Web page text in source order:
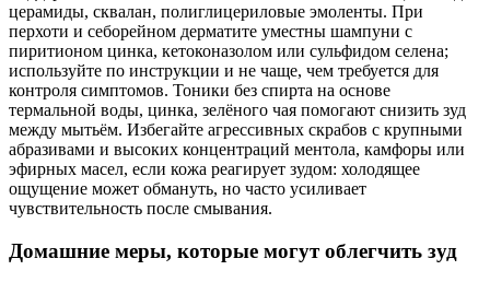
церамиды, сквалан, полиглицериловые эмоленты. При
перхоти и себорейном дерматите уместны шампуни с
пиритионом цинка, кетоконазолом или сульфидом селена;
используйте по инструкции и не чаще, чем требуется для
контроля симптомов. Тоники без спирта на основе
термальной воды, цинка, зелёного чая помогают снизить зуд
между мытьём. Избегайте агрессивных скрабов с крупными
абразивами и высоких концентраций ментола, камфоры или
эфирных масел, если кожа реагирует зудом: холодящее
ощущение может обмануть, но часто усиливает
чувствительность после смывания.
Домашние меры, которые могут облегчить зуд